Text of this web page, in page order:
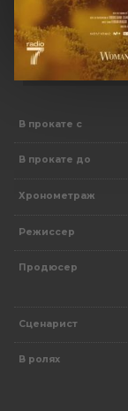
В прокате с
В прокате до
Хронометраж
Режиссер
Продюсер
Сценарист
В ролях